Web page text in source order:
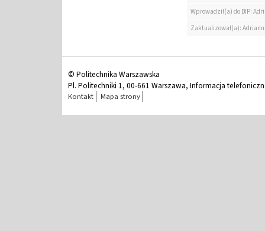
Wprowadził(a) do BIP:
Zaktualizował(a):
© Politechnika Warszawska
Pl. Politechniki 1, 00-661 Warszawa, Informacja
Kontakt Mapa strony